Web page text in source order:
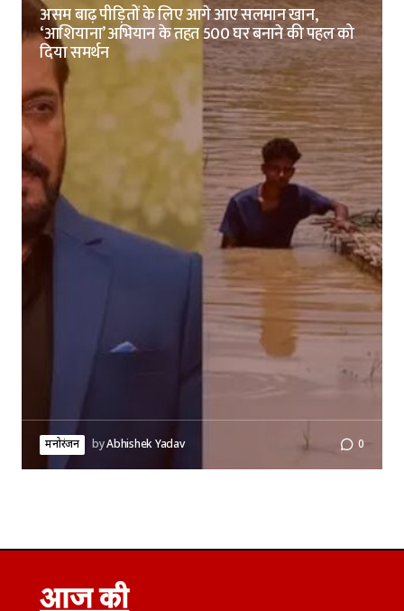
असम बाढ़ पीड़ितों के लिए आगे आए सलमान खान,
‘आशियाना’ अभियान के तहत 500 घर बनाने की पहल को
दिया समर्थन
मनोरंजन byAbhishek Yadav 0